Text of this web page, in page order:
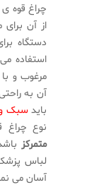
چراغ قوه
از آن
دستگاه
استفاده
مرغوب و
آن به
بایدسبک و
نوع
متمرکز
لباس
آسان می